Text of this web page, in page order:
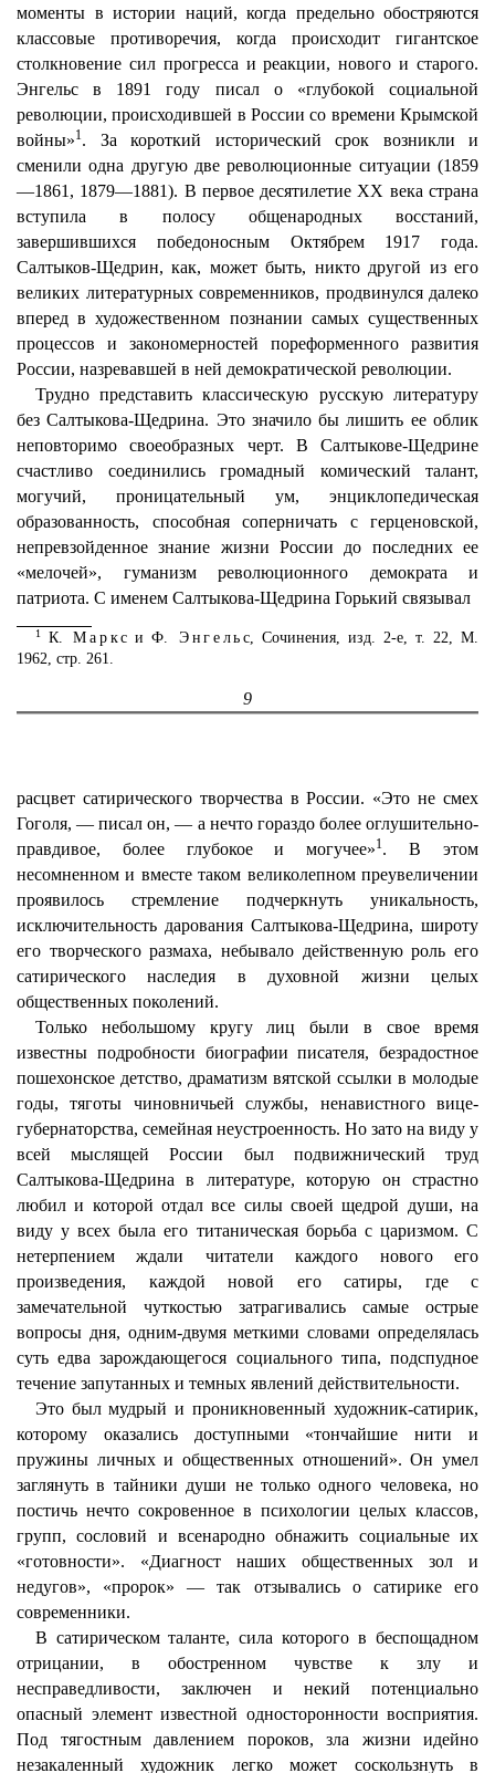
моменты в истории наций, когда предельно обостряются
классовые противоречия, когда происходит гигантское
столкновение сил прогресса и реакции, нового и старого.
Энгельс в 1891 году писал о «глубокой социальной
революции, происходившей в России со времени Крымской
войны»1. За короткий исторический срок возникли и
сменили одна другую две революционные ситуации (1859
—1861, 1879—1881). В первое десятилетие XX века страна
вступила в полосу общенародных восстаний,
завершившихся победоносным Октябрем 1917 года.
Салтыков-Щедрин, как, может быть, никто другой из его
великих литературных современников, продвинулся далеко
вперед в художественном познании самых существенных
процессов и закономерностей пореформенного развития
России, назревавшей в ней демократической революции.
Трудно представить классическую русскую литературу
без Салтыкова-Щедрина. Это значило бы лишить ее облик
неповторимо своеобразных черт. В Салтыкове-Щедрине
счастливо соединились громадный комический талант,
могучий, проницательный ум, энциклопедическая
образованность, способная соперничать с герценовской,
непревзойденное знание жизни России до последних ее
«мелочей», гуманизм революционного демократа и
патриота. С именем Салтыкова-Щедрина Горький связывал
1К. Маркс и Ф. Энгельс , Сочинения, изд. 2-е, т. 22, М.
1962, стр. 261.
9
расцвет сатирического творчества в России. «Это не смех
Гоголя, — писал он, — а нечто гораздо более оглушительно-
правдивое, более глубокое и могучее»1 . В этом
несомненном и вместе таком великолепном преувеличении
проявилось стремление подчеркнуть уникальность,
исключительность дарования Салтыкова-Щедрина, широту
его творческого размаха, небывало действенную роль его
сатирического наследия в духовной жизни целых
общественных поколений.
Только небольшому кругу лиц были в свое время
известны подробности биографии писателя, безрадостное
пошехонское детство, драматизм вятской ссылки в молодые
годы, тяготы чиновничьей службы, ненавистного вице-
губернаторства, семейная неустроенность. Но зато на виду у
всей мыслящей России был подвижнический труд
Салтыкова-Щедрина в литературе, которую он страстно
любил и которой отдал все силы своей щедрой души, на
виду у всех была его титаническая борьба с царизмом. С
нетерпением ждали читатели каждого нового его
произведения, каждой новой его сатиры, где с
замечательной чуткостью затрагивались самые острые
вопросы дня, одним-двумя меткими словами определялась
суть едва зарождающегося социального типа, подспудное
течение запутанных и темных явлений действительности.
Это был мудрый и проникновенный художник-сатирик,
которому оказались доступными «тончайшие нити и
пружины личных и общественных отношений». Он умел
заглянуть в тайники души не только одного человека, но
постичь нечто сокровенное в психологии целых классов,
групп, сословий и всенародно обнажить социальные их
«готовности». «Диагност наших общественных зол и
недугов», «пророк» — так отзывались о сатирике его
современники.
В сатирическом таланте, сила которого в беспощадном
отрицании, в обостренном чувстве к злу и
несправедливости, заключен и некий потенциально
опасный элемент известной односторонности восприятия.
Под тягостным давлением пороков, зла жизни идейно
незакаленный художник легко может соскользнуть в